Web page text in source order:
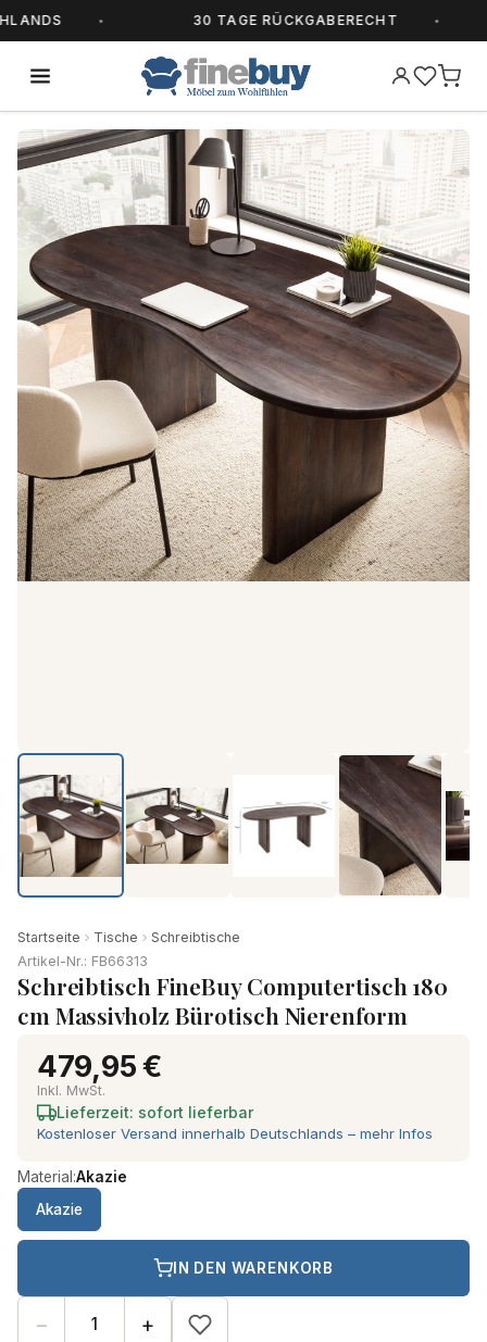
30 TAGE RÜCKGABERECHT
Startseite Tische
Schreibtische
Artikel-Nr.: FB66313
Schreibtisch FineBuy Computertisch 180
cm Massivholz Bürotisch Nierenform
479,95 €
Inkl. MwSt.
Lieferzeit: sofort lieferbar
Kostenloser Versand innerhalb Deutschlands – mehr Infos
Material:Akazie
Akazie
− +
IN DEN WARENKORB